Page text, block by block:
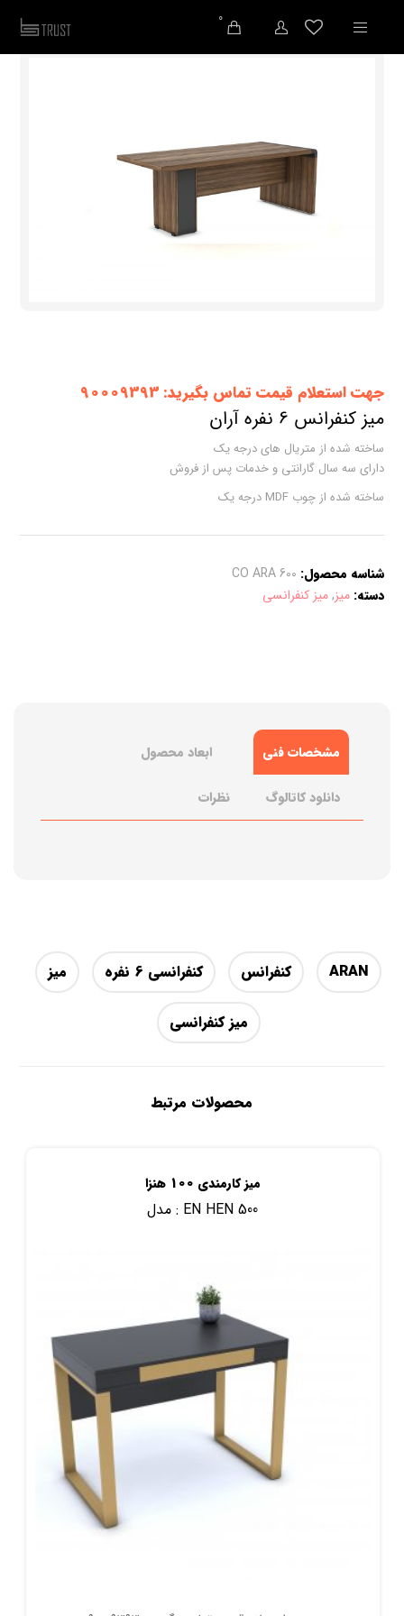
0
جهت استعلام قیمت تماس بگیرید: 90009393
میز کنفرانس 6 نفره آران
ساخته شده از متریال های درجه یک
دارای سه سال گارانتی و خدمات پس از فروش
ساخته شده از چوب MDF درجه یک
شناسه محصول: CO ARA 600
دسته: میز,میز کنفرانسی
مشخصات فنی ابعاد محصول
دانلود کاتالوگ نظرات
ARAN کنفرانس کنفرانسی 6 نفره میز
میز کنفرانسی
محصولات مرتبط
میز کارمندی 100 هنزا
مدل : EN HEN 500